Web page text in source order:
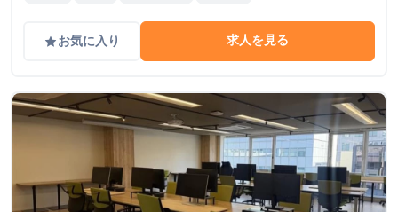
gradeお気に入り 求人を見る